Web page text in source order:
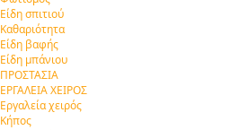
Είδη σπιτιού
Καθαριότητα
Είδη βαφής
Είδη μπάνιου
ΠΡΟΣΤΑΣΙΑ
ΕΡΓΑΛΕΙΑ ΧΕΙΡΟΣ
Εργαλεία χειρός
Κήπος